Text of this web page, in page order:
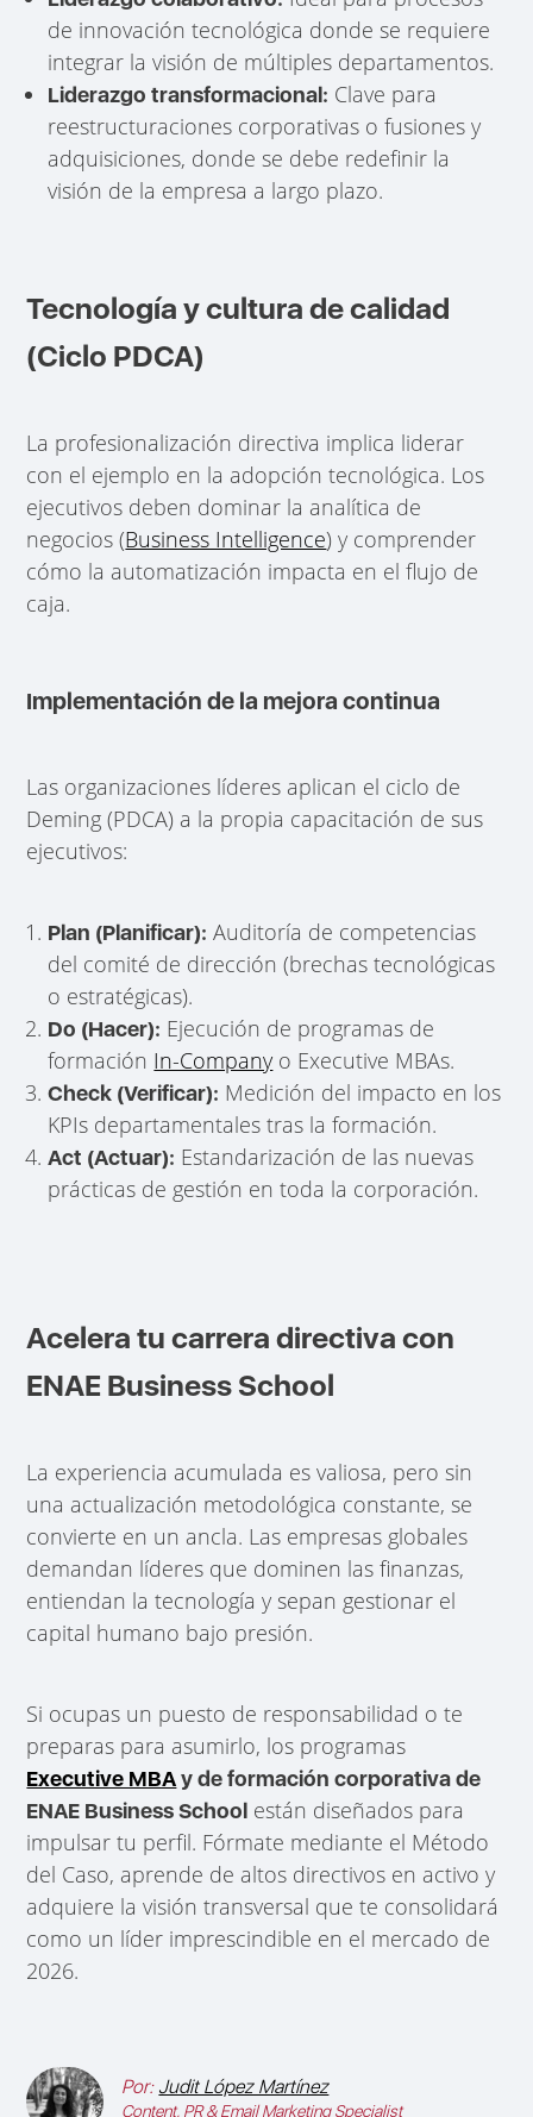
de innovación tecnológica donde se requiere
integrar la visión de múltiples departamentos.
Liderazgo transformacional: Clave para
reestructuraciones corporativas o fusiones y
adquisiciones, donde se debe redefinir la
visión de la empresa a largo plazo.
Tecnología y cultura de calidad
(Ciclo PDCA)
La profesionalización directiva implica liderar
con el ejemplo en la adopción tecnológica. Los
ejecutivos deben dominar la analítica de
negocios (Business Intelligence) y comprender
cómo la automatización impacta en el flujo de
caja.
Implementación de la mejora continua
Las organizaciones líderes aplican el ciclo de
Deming (PDCA) a la propia capacitación de sus
ejecutivos:
Plan (Planificar): Auditoría de competencias
del comité de dirección (brechas tecnológicas
o estratégicas).
Do (Hacer): Ejecución de programas de
formación In-Company o Executive MBAs.
Check (Verificar): Medición del impacto en los
KPIs departamentales tras la formación.
Act (Actuar): Estandarización de las nuevas
prácticas de gestión en toda la corporación.
Acelera tu carrera directiva con
ENAE Business School
La experiencia acumulada es valiosa, pero sin
una actualización metodológica constante, se
convierte en un ancla. Las empresas globales
demandan líderes que dominen las finanzas,
entiendan la tecnología y sepan gestionar el
capital humano bajo presión.
Si ocupas un puesto de responsabilidad o te
preparas para asumirlo, los programas
Executive MBAy de formación corporativa de
ENAE Business School están diseñados para
impulsar tu perfil. Fórmate mediante el Método
del Caso, aprende de altos directivos en activo y
adquiere la visión transversal que te consolidará
como un líder imprescindible en el mercado de
2026.
Por: Judit López Martínez
Content, PR & Email Marketing Specialist